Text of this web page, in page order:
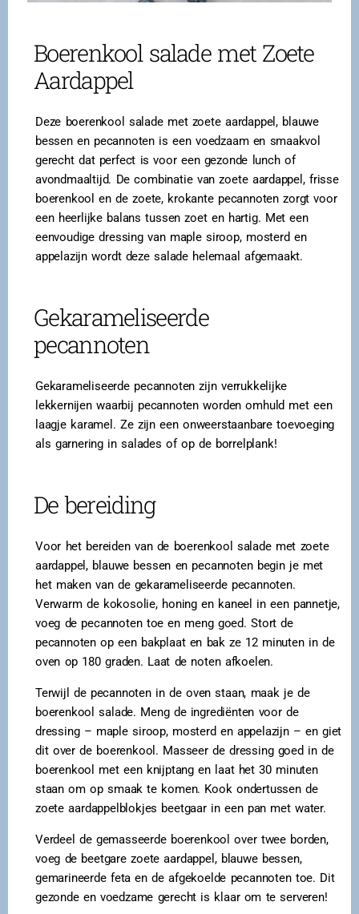
Boerenkool salade met Zoete
Aardappel
Deze boerenkool salade met zoete aardappel, blauwe
bessen en pecannoten is een voedzaam en smaakvol
gerecht dat perfect is voor een gezonde lunch of
avondmaaltijd. De combinatie van zoete aardappel, frisse
boerenkool en de zoete, krokante pecannoten zorgt voor
een heerlijke balans tussen zoet en hartig. Met een
eenvoudige dressing van maple siroop, mosterd en
appelazijn wordt deze salade helemaal afgemaakt.
Gekarameliseerde
pecannoten
Gekarameliseerde pecannoten zijn verrukkelijke
lekkernijen waarbij pecannoten worden omhuld met een
laagje karamel. Ze zijn een onweerstaanbare toevoeging
als garnering in salades of op de borrelplank!
De bereiding
Voor het bereiden van de boerenkool salade met zoete
aardappel, blauwe bessen en pecannoten begin je met
het maken van de gekarameliseerde pecannoten.
Verwarm de kokosolie, honing en kaneel in een pannetje,
voeg de pecannoten toe en meng goed. Stort de
pecannoten op een bakplaat en bak ze 12 minuten in de
oven op 180 graden. Laat de noten afkoelen.
Terwijl de pecannoten in de oven staan, maak je de
boerenkool salade. Meng de ingrediënten voor de
dressing – maple siroop, mosterd en appelazijn – en giet
dit over de boerenkool. Masseer de dressing goed in de
boerenkool met een knijptang en laat het 30 minuten
staan om op smaak te komen. Kook ondertussen de
zoete aardappelblokjes beetgaar in een pan met water.
Verdeel de gemasseerde boerenkool over twee borden,
voeg de beetgare zoete aardappel, blauwe bessen,
gemarineerde feta en de afgekoelde pecannoten toe. Dit
gezonde en voedzame gerecht is klaar om te serveren!